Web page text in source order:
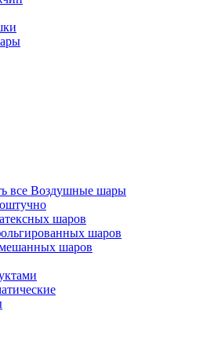
все Воздушные шары
шаров
шаров
шаров